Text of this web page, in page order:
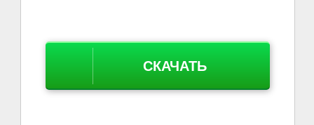
СКАЧАТЬ